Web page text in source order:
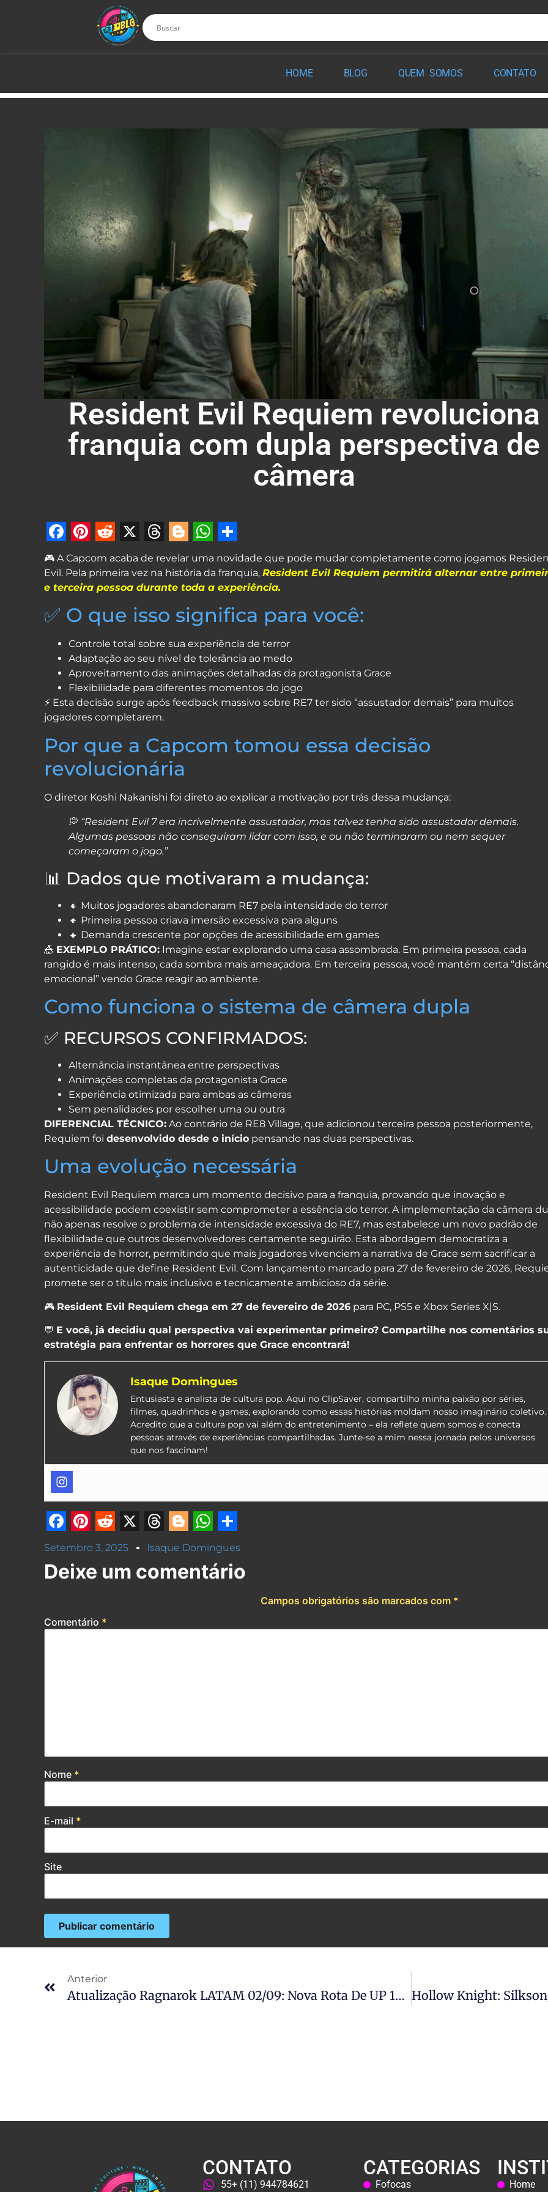
HOME BLOG QUEM SOMOS CONTATO
Resident Evil Requiem revoluciona
franquia com dupla perspectiva de
câmera
Facebook
Pinterest
Reddit
X Threads
Blogger
WhatsApp
Share
🎮 A Capcom acaba de revelar uma novidade que pode mudar completamente como jogamos
Evil. Pela primeira vez na história da franquia, Resident Evil Requiem permitirá alternar entre
e terceira pessoa durante toda a experiência.
✅ O que isso significa para você:
Controle total sobre sua experiência de terror
Adaptação ao seu nível de tolerância ao medo
Aproveitamento das animações detalhadas da protagonista Grace
Flexibilidade para diferentes momentos do jogo
⚡ Esta decisão surge após feedback massivo sobre RE7 ter sido “assustador demais” para muitos
jogadores completarem.
Por que a Capcom tomou essa decisão
revolucionária
O diretor Koshi Nakanishi foi direto ao explicar a motivação por trás dessa mudança:
💭 “Resident Evil 7 era incrivelmente assustador, mas talvez tenha sido assustador demais.
Algumas pessoas não conseguiram lidar com isso, e ou não terminaram ou nem sequer
começaram o jogo.”
📊 Dados que motivaram a mudança:
🔸 Muitos jogadores abandonaram RE7 pela intensidade do terror
🔸 Primeira pessoa criava imersão excessiva para alguns
🔸 Demanda crescente por opções de acessibilidade em games
🎪 EXEMPLO PRÁTICO: Imagine estar explorando uma casa assombrada. Em primeira pessoa, cada
rangido é mais intenso, cada sombra mais ameaçadora. Em terceira pessoa, você mantém certa
emocional” vendo Grace reagir ao ambiente.
Como funciona o sistema de câmera dupla
✅ RECURSOS CONFIRMADOS:
Alternância instantânea entre perspectivas
Animações completas da protagonista Grace
Experiência otimizada para ambas as câmeras
Sem penalidades por escolher uma ou outra
DIFERENCIAL TÉCNICO: Ao contrário de RE8 Village, que adicionou terceira pessoa posteriormente,
Requiem foi desenvolvido desde o início pensando nas duas perspectivas.
Uma evolução necessária
Resident Evil Requiem marca um momento decisivo para a franquia, provando que inovação e
acessibilidade podem coexistir sem comprometer a essência do terror. A implementação da câmera
não apenas resolve o problema de intensidade excessiva do RE7, mas estabelece um novo padrão de
flexibilidade que outros desenvolvedores certamente seguirão. Esta abordagem democratiza a
experiência de horror, permitindo que mais jogadores vivenciem a narrativa de Grace sem sacrificar a
autenticidade que define Resident Evil. Com lançamento marcado para 27 de fevereiro de 2026,
promete ser o título mais inclusivo e tecnicamente ambicioso da série.
🎮 Resident Evil Requiem chega em 27 de fevereiro de 2026 para PC, PS5 e Xbox Series X|S.
💬 E você, já decidiu qual perspectiva vai experimentar primeiro? Compartilhe nos comentários
estratégia para enfrentar os horrores que Grace encontrará!
Isaque Domingues
Entusiasta e analista de cultura pop. Aqui no ClipSaver, compartilho minha paixão por séries,
filmes, quadrinhos e games, explorando como essas histórias moldam nosso imaginário coletivo.
Acredito que a cultura pop vai além do entretenimento – ela reflete quem somos e conecta
pessoas através de experiências compartilhadas. Junte-se a mim nessa jornada pelos universos
que nos fascinam!
Facebook
Pinterest
Reddit
X Threads
Blogger
WhatsApp
Share
Setembro 3, 2025 Isaque Domingues
Deixe um comentário
Campos obrigatórios são marcados com *
Comentário *
Nome *
E-mail *
Site
Anterior
Atualização Ragnarok LATAM 02/09: Nova Rota De UP 125-150 E Classe Doran
CONTATO
55+ (11) 944784621
CATEGORIAS
Fofocas Home